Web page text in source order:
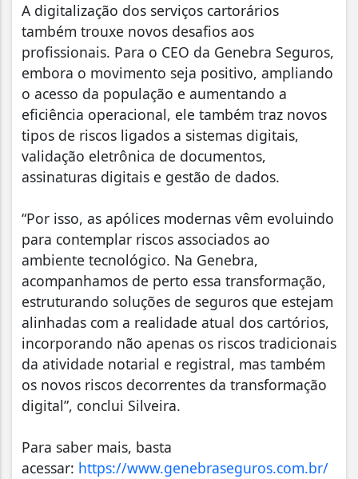
A digitalização dos serviços cartorários
também trouxe novos desafios aos
profissionais. Para o CEO da Genebra Seguros,
embora o movimento seja positivo, ampliando
o acesso da população e aumentando a
eficiência operacional, ele também traz novos
tipos de riscos ligados a sistemas digitais,
validação eletrônica de documentos,
assinaturas digitais e gestão de dados.
“Por isso, as apólices modernas vêm evoluindo
para contemplar riscos associados ao
ambiente tecnológico. Na Genebra,
acompanhamos de perto essa transformação,
estruturando soluções de seguros que estejam
alinhadas com a realidade atual dos cartórios,
incorporando não apenas os riscos tradicionais
da atividade notarial e registral, mas também
os novos riscos decorrentes da transformação
digital”, conclui Silveira.
Para saber mais, basta
acessar: https://www.genebraseguros.com.br/